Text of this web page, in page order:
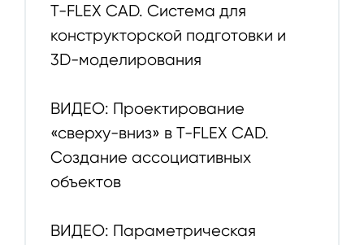
T-FLEX CAD. Система для
конструкторской подготовки и
3D-моделирования
ВИДЕО: Проектирование
«сверху-вниз» в T-FLEX CAD.
Создание ассоциативных
объектов
ВИДЕО: Параметрическая